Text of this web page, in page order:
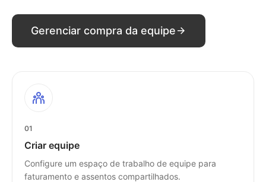
Gerenciar compra da equipe
01
Criar equipe
Configure um espaço de trabalho de equipe para
faturamento e assentos compartilhados.